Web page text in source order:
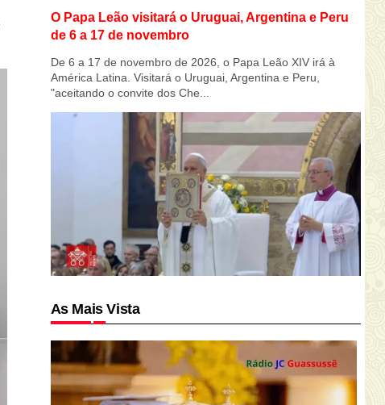
O Papa Leão visitará o Uruguai, Argentina e Peru
de 6 a 17 de novembro
De 6 a 17 de novembro de 2026, o Papa Leão XIV irá à
América Latina. Visitará o Uruguai, Argentina e Peru,
"aceitando o convite dos Che...
As Mais Vista